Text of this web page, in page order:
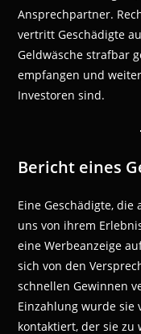
Ansprechpartner.
vertritt Geschädigte
Geldwäsche strafbar
empfangen und
Investoren sind.
Bericht eines
Eine Geschädigte,
uns von ihrem
eine Werbeanzeige
sich von den
schnellen Gewinnen
Einzahlung wurde sie
kontaktiert, der sie zu